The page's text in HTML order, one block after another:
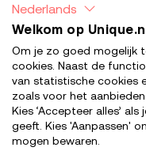
Ga eropuit:Maak
pretpark of ga een
Natuur in:Maak
Geniet van
en de eerste
Creatief aan de
versieren, een
Nederlands
Welkom op
Om je zo goed mogelijk
cookies. Naast de
van statistische cookies
zoals voor het
Kies ‘Accepteer alles’
geeft. Kies 'Aanpassen'
mogen bewaren.